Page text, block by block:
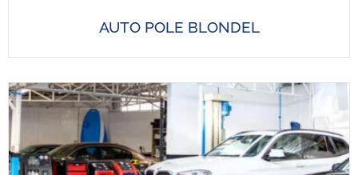
AUTO POLE BLONDEL